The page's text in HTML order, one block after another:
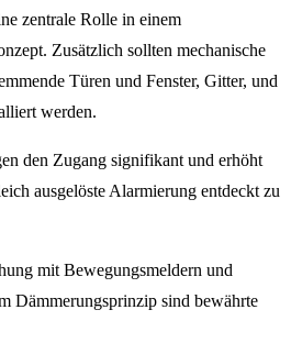
zentrale Rolle in einem
Zusätzlich sollten mechanische
Türen und Fenster, Gitter, und
werden.
den Zugang signifikant und erhöht
ausgelöste Alarmierung entdeckt zu
mit Bewegungsmeldern und
Dämmerungsprinzip sind bewährte